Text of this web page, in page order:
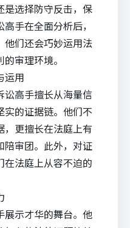
是选择防守反击，保
手在全面分析后，
他们还会巧妙运用法
审理环境。
运用
讼高手擅长从海量信
实的证据链。他们不
，更擅长在法庭上有
陪审团。此外，对证
在法庭上从容不迫的
展示才华的舞台。他